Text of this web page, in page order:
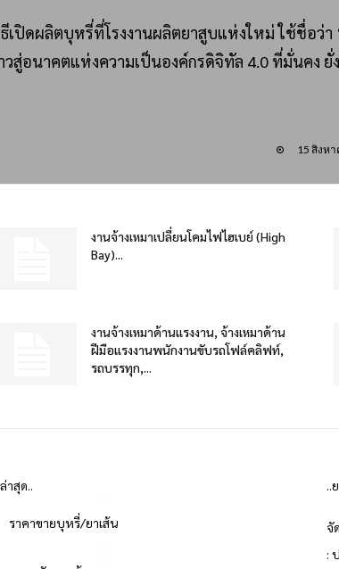
เปิดผลิตบุหรี่ที่โรงงานผลิตยาสูบแห่งใหม่ ใช้ชื่อว่า
สู่อนาคตแห่งความเป็นองค์กรดิจิทัล 4.0 ที่มั่นคง ยั่
15 สิงห
งานจ้างเหมาเปลี่ยนโคมไฟไฮเบย์ (High
Bay)...
งานจ้างเหมาด้านแรงงาน, จ้างเหมาด้าน
ฝีมือแรงงานพนักงานขับรถโฟล์คลิฟท์,
รถบรรทุก,...
าสุด..
ราคาขายบุหรี่/ยาเส้น
..
จั
: